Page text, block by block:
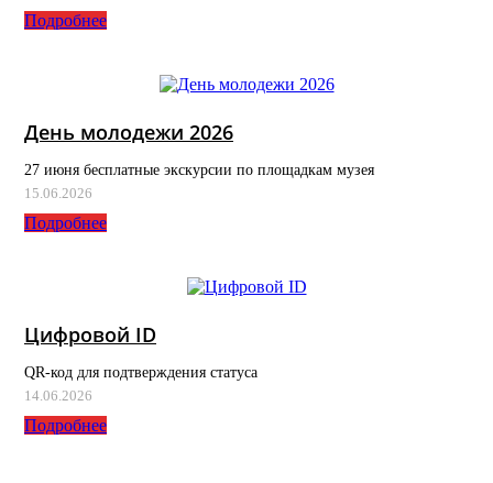
Подробнее
День молодежи 2026
27 июня бесплатные экскурсии по площадкам музея
15.06.2026
Подробнее
Цифровой ID
QR-код для подтверждения статуса
14.06.2026
Подробнее